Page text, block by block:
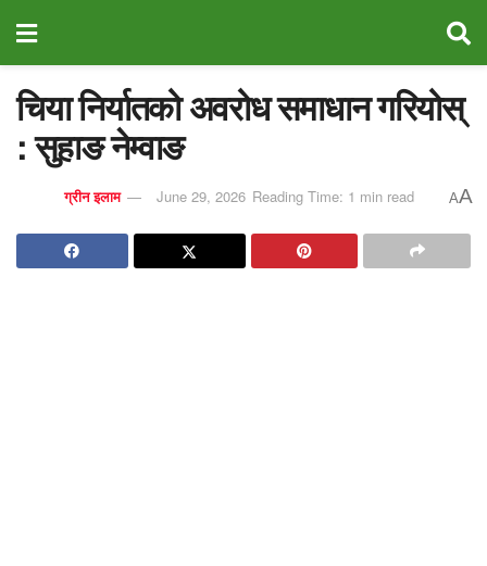
चिया निर्यातको अवरोध समाधान गरियोस्
: सुहाङ नेम्वाङ
ग्रीन इलाम June 29, 2026 Reading Time: 1 min read AA